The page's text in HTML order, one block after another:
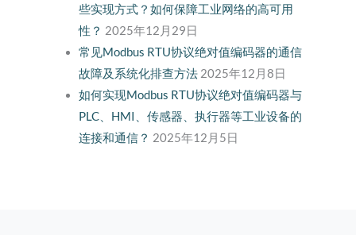
些实现方式？如何保障工业网络的高可用
性？ 2025年12月29日
常见Modbus RTU协议绝对值编码器的通信
故障及系统化排查方法 2025年12月8日
如何实现Modbus RTU协议绝对值编码器与
PLC、HMI、传感器、执行器等工业设备的
连接和通信？ 2025年12月5日